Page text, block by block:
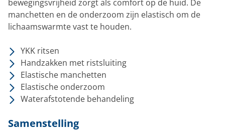
bewegingsvrijheid zorgt als comfort op de huid. De
manchetten en de onderzoom zijn elastisch om de
lichaamswarmte vast te houden.
YKK ritsen
Handzakken met ristsluiting
Elastische manchetten
Elastische onderzoom
Waterafstotende behandeling
Samenstelling